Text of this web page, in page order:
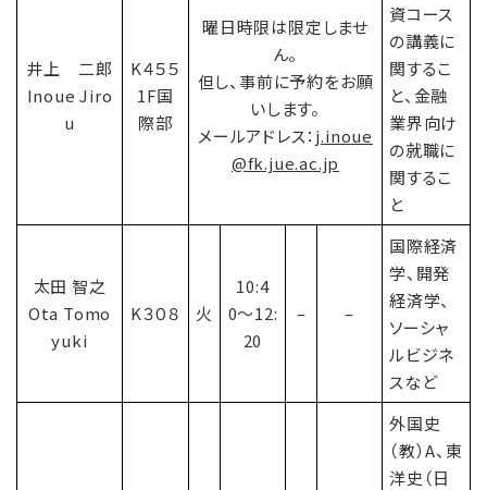
井上 二郎
Inoue Jiro
u
K４５５
1F国
際部
曜日時限は限定しませ
ん。
但し、事前に予約をお願
いします。
メールアドレス： j.inoue
@fk.jue.ac.jp
資コース
の講義に
関するこ
と、金融
業界向け
の就職に
関するこ
と
太田 智之
Ota Tomo
yuki
K３０８ 火
10:4
0〜12:
20
– –
国際経済
学、開発
経済学、
ソーシャ
ルビジネ
スなど
外国史
（教）A、東
洋史（日